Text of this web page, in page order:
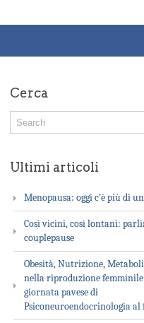
Cerca
Ultimi articoli
Menopausa: oggi c’è più di
Così vicini, così lontani:
couplepause
Obesità, Nutrizione,
nella riproduzione femminile
giornata pavese di
Psiconeuroendocrinologia al